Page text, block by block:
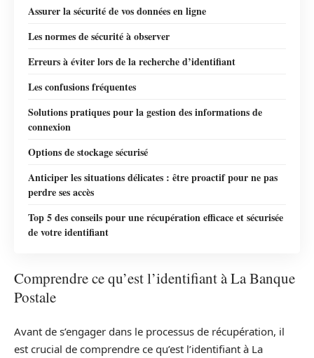
Assurer la sécurité de vos données en ligne
Les normes de sécurité à observer
Erreurs à éviter lors de la recherche d’identifiant
Les confusions fréquentes
Solutions pratiques pour la gestion des informations de
connexion
Options de stockage sécurisé
Anticiper les situations délicates : être proactif pour ne pas
perdre ses accès
Top 5 des conseils pour une récupération efficace et sécurisée
de votre identifiant
Comprendre ce qu’est l’identifiant à La Banque
Postale
Avant de s’engager dans le processus de récupération, il
est crucial de comprendre ce qu’est l’identifiant à La